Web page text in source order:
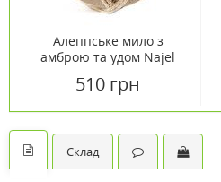
Алеппське мило з
амброю та удом Najel
510 грн
Склад